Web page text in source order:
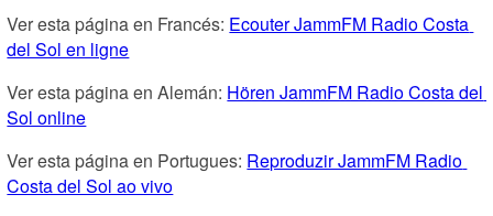
Ver esta página en Francés: Ecouter JammFM Radio Costa
del Sol en ligne
Ver esta página en Alemán: Hören JammFM Radio Costa del
Sol online
Ver esta página en Portugues: Reproduzir JammFM Radio
Costa del Sol ao vivo